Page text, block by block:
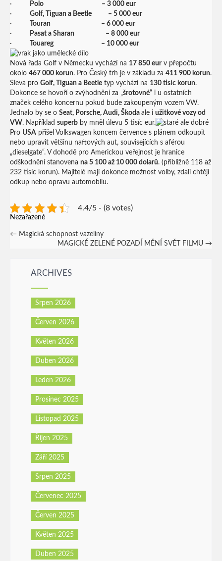
·
Polo – 3 000 eur
· Golf, Tiguan a Beetle – 5 000 eur
·
Touran – 6 000 eur
·
Pasat a Sharan – 8 000 eur
·
Touareg – 10 000 eur
Nová řada Golf v Německu vychází na 17 850 eurv přepočtu
okolo 467 000 korun. Pro Český trh je v základu za 411 900 korun.
Sleva pro Golf, Tiguan a Beetle typ vychází na 130 tisíc korun.
Dokonce se hovoří o zvýhodnění za „šrotovné“ i u ostatních
značek celého koncernu pokud bude zakoupeným vozem VW.
Jednalo by se o Seat, Porsche, Audi, Škoda ale i užitkové vozy od
VW. Například superb by mněl úlevu 5 tisíc eur.
Pro USA přišel Volkswagen koncem července s plánem odkoupit
nebo upravit většinu naftových aut, souvisejících s aférou
„dieselgate“. V dohodě pro Americkou veřejnost je hranice
odškodnění stanovena na 5 100 až 10 000 dolarů. (přibližně 118 až
232 tisíc korun). Majitelé mají dokonce možnost volby, zdali chtějí
odkup nebo opravu automobilu.
4.4/5 - (8 votes)
Nezařazené
Post
navigation
← Magická schopnost vazelíny
MAGICKÉ ZELENÉ POZADÍ MĚNÍ SVĚT FILMU →
ARCHIVES
Srpen 2026
Červen 2026
Květen 2026
Duben 2026
Leden 2026
Prosinec 2025
Listopad 2025
Říjen 2025
Září 2025
Srpen 2025
Červenec 2025
Červen 2025
Květen 2025
Duben 2025